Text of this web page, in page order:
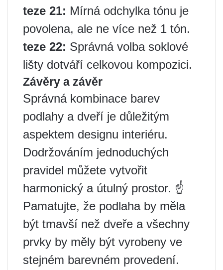
teze 21: Mírná odchylka tónu je
povolena, ale ne více než 1 tón.
teze 22: Správná volba soklové
lišty dotváří celkovou kompozici.
Závěry a závěr
Správná kombinace barev
podlahy a dveří je důležitým
aspektem designu interiéru.
Dodržováním jednoduchých
pravidel můžete vytvořit
harmonický a útulný prostor. ☝️
Pamatujte, že podlaha by měla
být tmavší než dveře a všechny
prvky by měly být vyrobeny ve
stejném barevném provedení.